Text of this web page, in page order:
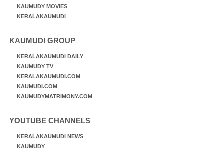
KAUMUDY MOVIES
KERALAKAUMUDI
KAUMUDI GROUP
KERALAKAUMUDI DAILY
KAUMUDY TV
KERALAKAUMUDI.COM
KAUMUDI.COM
KAUMUDYMATRIMONY.COM
YOUTUBE CHANNELS
KERALAKAUMUDI NEWS
KAUMUDY